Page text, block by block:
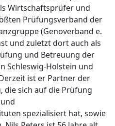
Wirtschaftsprüfer und
Prüfungsverband der
(Genoverband e.
und zuletzt dort auch als
und Betreuung der
Schleswig-Holstein und
ist er Partner der
die sich auf die Prüfung
spezialisiert hat, sowie